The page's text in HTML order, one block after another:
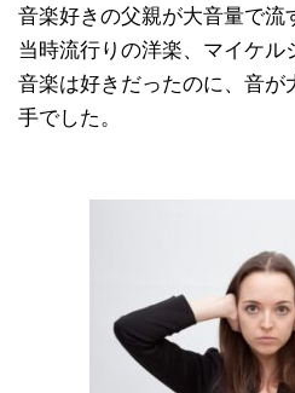
音楽好きの父親が大音量で流
当時流行りの洋楽、マイケ
音楽は好きだったのに、音が
手でした。